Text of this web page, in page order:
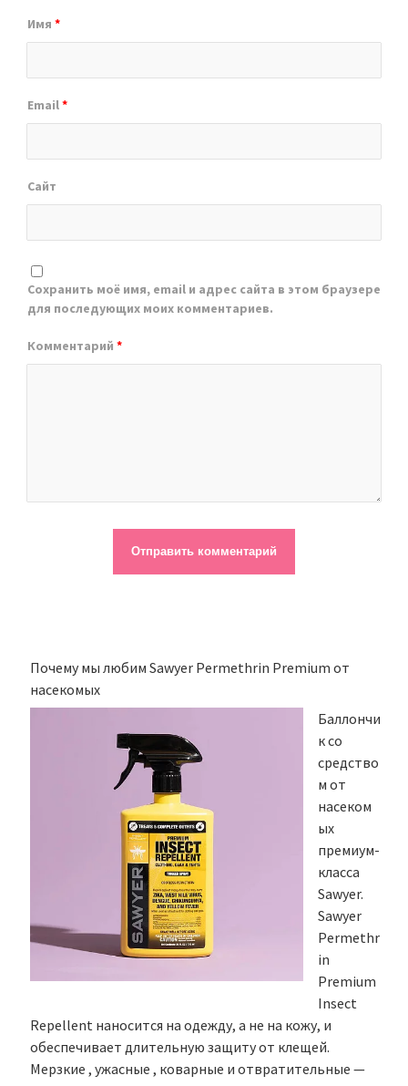
Имя *
Email*
Сайт
Сохранить моё имя, email и адрес сайта в этом браузере
для последующих моих комментариев.
Комментарий *
Почему мы любим Sawyer Permethrin Premium от
насекомых
Баллончи
к со
средство
м от
насеком
ых
премиум-
класса
Sawyer.
Sawyer
Permethr
in
Premium
Insect
Repellent наносится на одежду, а не на кожу, и
обеспечивает длительную защиту от клещей.
Мерзкие , ужасные , коварные и отвратительные —